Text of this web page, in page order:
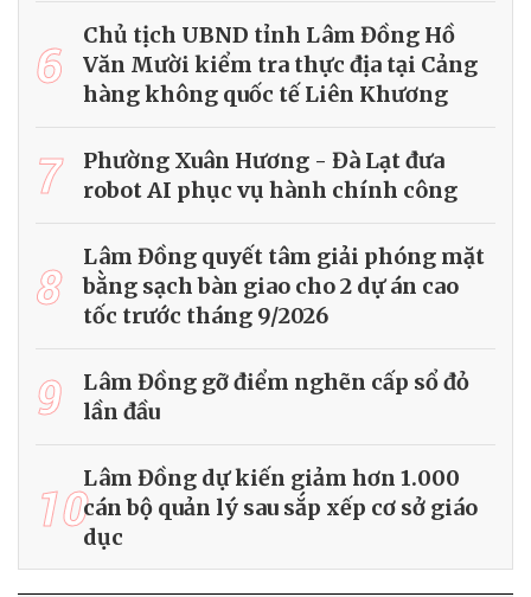
6
Chủ tịch UBND tỉnh Lâm Đồng Hồ
Văn Mười kiểm tra thực địa tại Cảng
hàng không quốc tế Liên Khương
7
Phường Xuân Hương - Đà Lạt đưa
robot AI phục vụ hành chính công
8
Lâm Đồng quyết tâm giải phóng mặt
bằng sạch bàn giao cho 2 dự án cao
tốc trước tháng 9/2026
9
Lâm Đồng gỡ điểm nghẽn cấp sổ đỏ
lần đầu
10Lâm Đồng dự kiến giảm hơn 1.000
cán bộ quản lý sau sắp xếp cơ sở giáo
dục